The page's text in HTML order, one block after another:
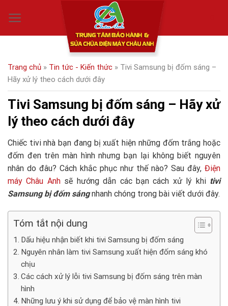
Trang chủ » Tin tức - Kiến thức » Tivi Samsung bị đốm sáng –
Hãy xử lý theo cách dưới đây
Tivi Samsung bị đốm sáng – Hãy xử
lý theo cách dưới đây
Chiếc tivi nhà bạn đang bị xuất hiện những đốm trắng hoặc
đốm đen trên màn hình nhưng bạn lại không biết nguyên
nhân do đâu? Cách khắc phục như thế nào? Sau đây, Điện
máy Châu Anhsẽ hướng dẫn các bạn cách xử lý khi tivi
Samsung bị đốm sángnhanh chóng trong bài viết dưới đây.
Tóm tắt nội dung
Dấu hiệu nhận biết khi tivi Samsung bị đốm sáng
Nguyên nhân làm tivi Samsung xuất hiện đốm sáng khó
chịu
Các cách xử lý lỗi tivi Samsung bị đốm sáng trên màn
hình
Những lưu ý khi sử dụng để bảo vệ màn hình tivi